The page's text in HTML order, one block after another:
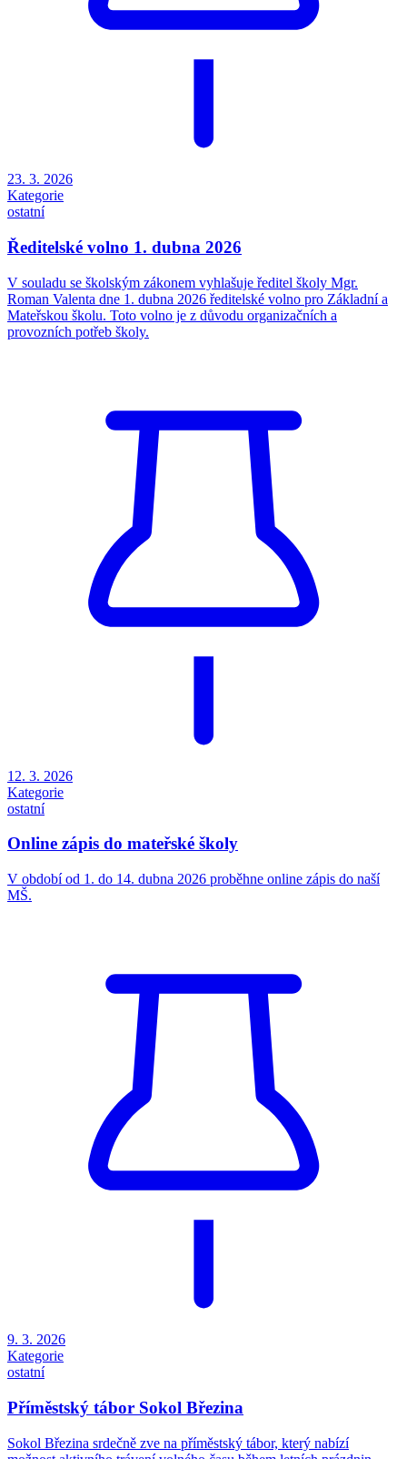
23. 3. 2026
Kategorie
ostatní
Ředitelské volno 1. dubna 2026
V souladu se školským zákonem vyhlašuje ředitel školy Mgr.
Roman Valenta dne 1. dubna 2026 ředitelské volno pro Základní a
Mateřskou školu. Toto volno je z důvodu organizačních a
provozních potřeb školy.
12. 3. 2026
Kategorie
ostatní
Online zápis do mateřské školy
V období od 1. do 14. dubna 2026 proběhne online zápis do naší
MŠ.
9. 3. 2026
Kategorie
ostatní
Příměstský tábor Sokol Březina
Sokol Březina srdečně zve na příměstský tábor, který nabízí